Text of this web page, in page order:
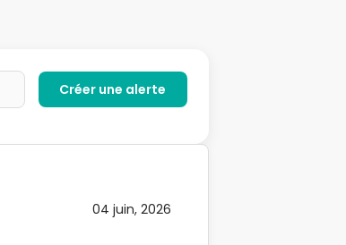
04 juin, 2026